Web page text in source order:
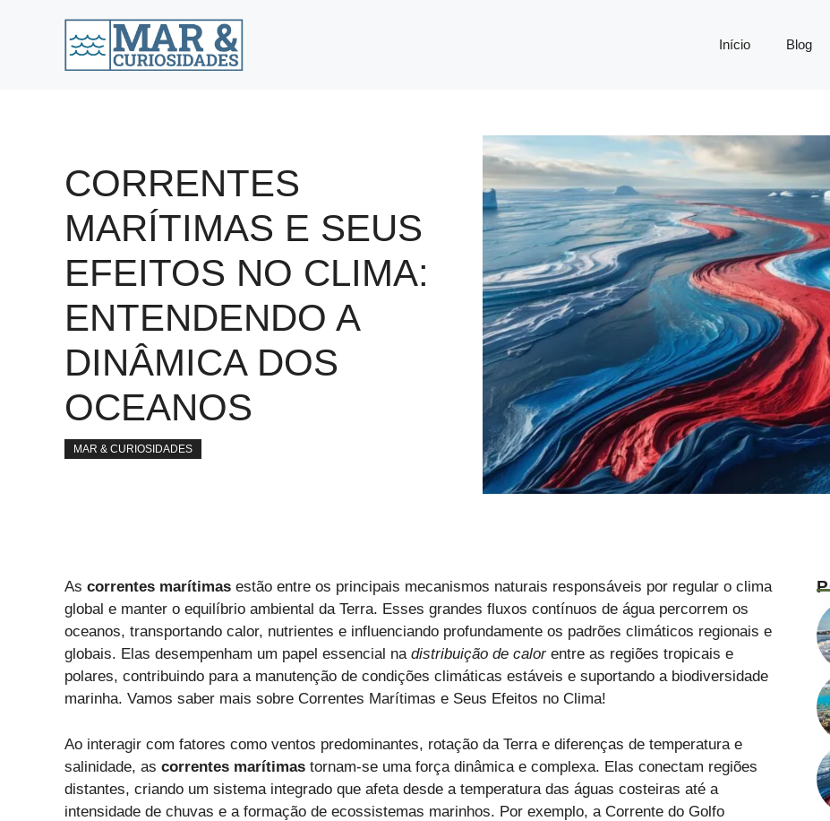
Início Blog
CORRENTES
MARÍTIMAS E SEUS
EFEITOS NO CLIMA:
ENTENDENDO A
DINÂMICA DOS
OCEANOS
MAR & CURIOSIDADES
As correntes marítimas estão entre os principais mecanismos naturais responsáveis por regular o clima
global e manter o equilíbrio ambiental da Terra. Esses grandes fluxos contínuos de água percorrem os
oceanos, transportando calor, nutrientes e influenciando profundamente os padrões climáticos regionais e
globais. Elas desempenham um papel essencial na distribuição de calorentre as regiões tropicais e
polares, contribuindo para a manutenção de condições climáticas estáveis e suportando a biodiversidade
marinha. Vamos saber mais sobre Correntes Marítimas e Seus Efeitos no Clima!
Ao interagir com fatores como ventos predominantes, rotação da Terra e diferenças de temperatura e
salinidade, as correntes marítimas tornam-se uma força dinâmica e complexa. Elas conectam regiões
distantes, criando um sistema integrado que afeta desde a temperatura das águas costeiras até a
intensidade de chuvas e a formação de ecossistemas marinhos. Por exemplo, a Corrente do Golfo